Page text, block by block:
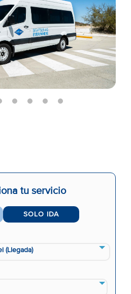
tu servicio
SOLO IDA
(Llegada)